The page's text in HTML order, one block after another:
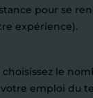
pour se
expérience).
choisissez le
emploi du